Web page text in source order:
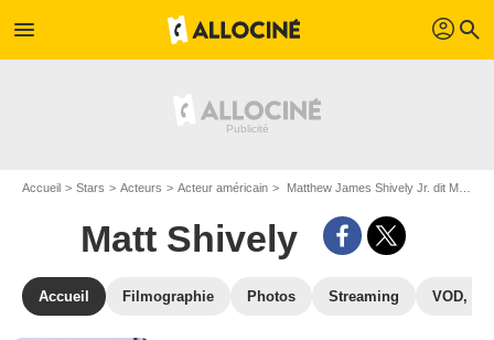
menu profil search
Accueil Stars Acteurs Acteur américain Matthew James Shively Jr. dit Matt Shively
Matt Shively
Accueil Filmographie Photos Streaming VOD,